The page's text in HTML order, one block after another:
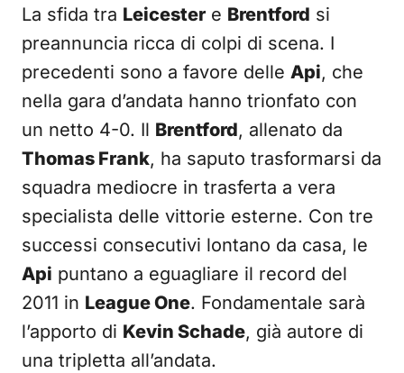
La sfida tra Leicester e Brentford si
preannuncia ricca di colpi di scena. I
precedenti sono a favore delle Api, che
nella gara d’andata hanno trionfato con
un netto 4-0. Il Brentford, allenato da
Thomas Frank, ha saputo trasformarsi da
squadra mediocre in trasferta a vera
specialista delle vittorie esterne. Con tre
successi consecutivi lontano da casa, le
Api puntano a eguagliare il record del
2011 in League One. Fondamentale sarà
l’apporto di Kevin Schade, già autore di
una tripletta all’andata.